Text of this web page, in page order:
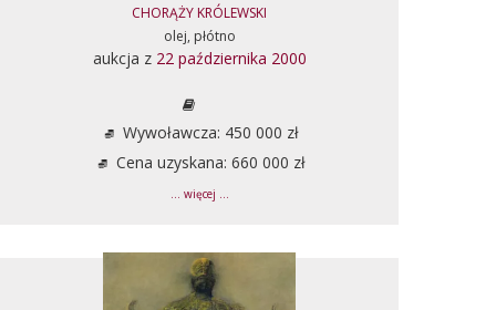
CHORĄŻY KRÓLEWSKI
olej, płótno
aukcja z 22 października 2000
Wywoławcza: 450 000 zł
Cena uzyskana: 660 000 zł
... więcej ...